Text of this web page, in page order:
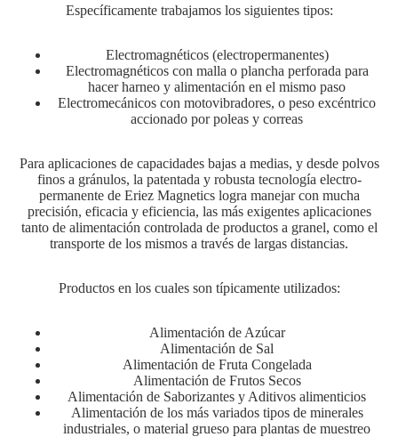
Específicamente trabajamos los siguientes tipos:
Electromagnéticos (electropermanentes)
Electromagnéticos con malla o plancha perforada para
hacer harneo y alimentación en el mismo paso
Electromecánicos con motovibradores, o peso excéntrico
accionado por poleas y correas
Para aplicaciones de capacidades bajas a medias, y desde polvos
finos a gránulos, la patentada y robusta tecnología electro-
permanente de Eriez Magnetics logra manejar con mucha
precisión, eficacia y eficiencia, las más exigentes aplicaciones
tanto de alimentación controlada de productos a granel, como el
transporte de los mismos a través de largas distancias.
Productos en los cuales son típicamente utilizados:
Alimentación de Azúcar
Alimentación de Sal
Alimentación de Fruta Congelada
Alimentación de Frutos Secos
Alimentación de Saborizantes y Aditivos alimenticios
Alimentación de los más variados tipos de minerales
industriales, o material grueso para plantas de muestreo